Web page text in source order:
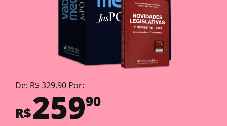
De: R$ 329,90 Por:
R$25990